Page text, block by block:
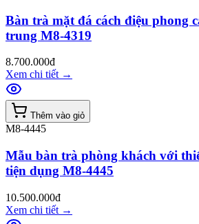
Bàn trà mặt đá cách điệu phong
trung M8-4319
8.700.000đ
Xem chi tiết →
Thêm vào giỏ
M8-4445
Mẫu bàn trà phòng khách với
tiện dụng M8-4445
10.500.000đ
Xem chi tiết →